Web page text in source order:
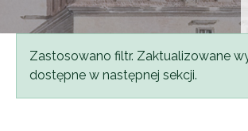
Komunikat
Zastosowano filtr. Zaktualizowane
dostępne w następnej sekcji.